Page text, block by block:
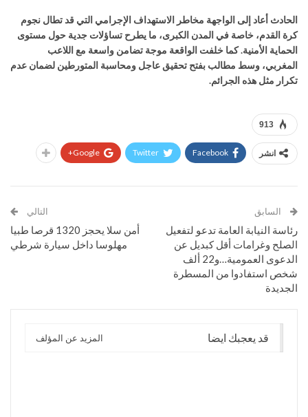
الحادث أعاد إلى الواجهة مخاطر الاستهداف الإجرامي التي قد تطال نجوم
كرة القدم، خاصة في المدن الكبرى، ما يطرح تساؤلات جدية حول مستوى
الحماية الأمنية. كما خلفت الواقعة موجة تضامن واسعة مع اللاعب
المغربي، وسط مطالب بفتح تحقيق عاجل ومحاسبة المتورطين لضمان عدم
تكرار مثل هذه الجرائم.
913
انشر Facebook
Twitter
Google+
السابق
رئاسة النيابة العامة تدعو لتفعيل
الصلح وغرامات أقل كبديل عن
الدعوى العمومية…و22 ألف
شخص استفادوا من المسطرة
الجديدة
التالي
أمن سلا يحجز 1320 قرصا طبيا
مهلوسا داخل سيارة شرطي
قد يعجبك ايضا المزيد عن المؤلف